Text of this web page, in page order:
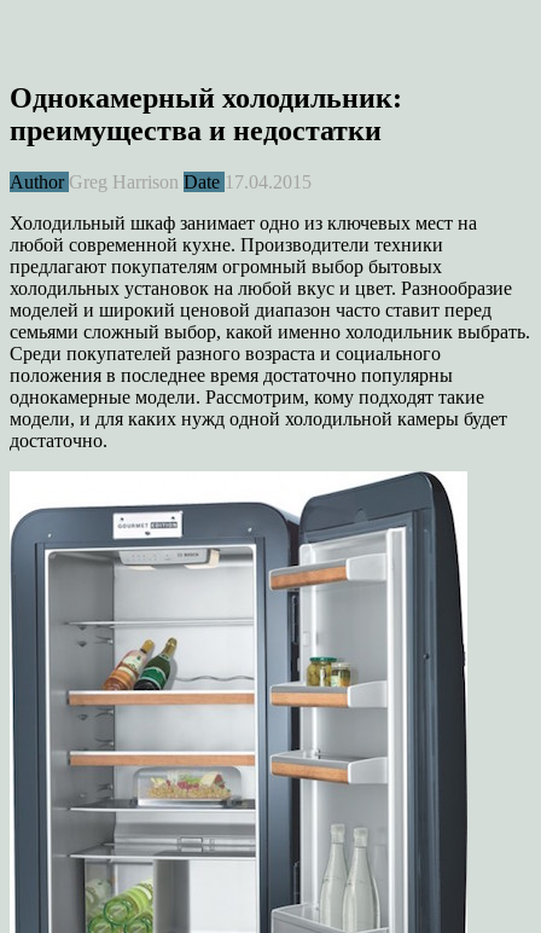
Однокамерный холодильник:
преимущества и недостатки
Author Greg Harrison Date 17.04.2015
Холодильный шкаф занимает одно из ключевых мест на
любой современной кухне. Производители техники
предлагают покупателям огромный выбор бытовых
холодильных установок на любой вкус и цвет. Разнообразие
моделей и широкий ценовой диапазон часто ставит перед
семьями сложный выбор, какой именно холодильник выбрать.
Среди покупателей разного возраста и социального
положения в последнее время достаточно популярны
однокамерные модели. Рассмотрим, кому подходят такие
модели, и для каких нужд одной холодильной камеры будет
достаточно.